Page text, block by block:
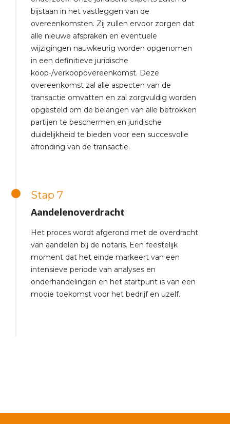
bijstaan in het vastleggen van de
overeenkomsten. Zij zullen ervoor zorgen dat
alle nieuwe afspraken en eventuele
wijzigingen nauwkeurig worden opgenomen
in een definitieve juridische
koop-/verkoopovereenkomst. Deze
overeenkomst zal alle aspecten van de
transactie omvatten en zal zorgvuldig worden
opgesteld om de belangen van alle betrokken
partijen te beschermen en juridische
duidelijkheid te bieden voor een succesvolle
afronding van de transactie.
Stap 7
Aandelenoverdracht
Het proces wordt afgerond met de overdracht
van aandelen bij de notaris. Een feestelijk
moment dat het einde markeert van een
intensieve periode van analyses en
onderhandelingen en het startpunt is van een
mooie toekomst voor het bedrijf en uzelf.